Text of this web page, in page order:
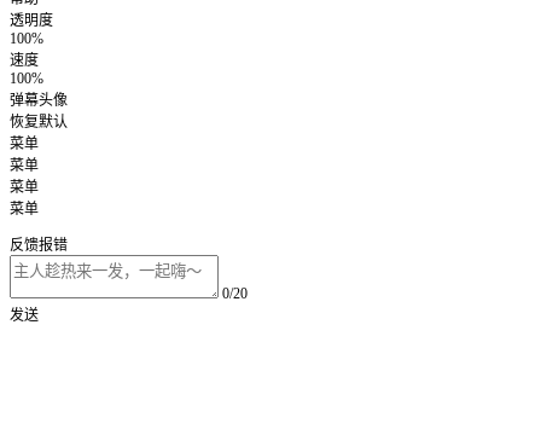
透明度
100%
速度
100%
弹幕头像
恢复默认
菜单
菜单
菜单
菜单
反馈报错
0/20
发送